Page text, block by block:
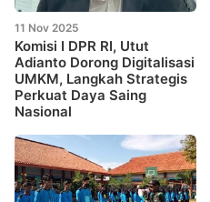
11 Nov 2025
Komisi I DPR RI, Utut
Adianto Dorong Digitalisasi
UMKM, Langkah Strategis
Perkuat Daya Saing
Nasional